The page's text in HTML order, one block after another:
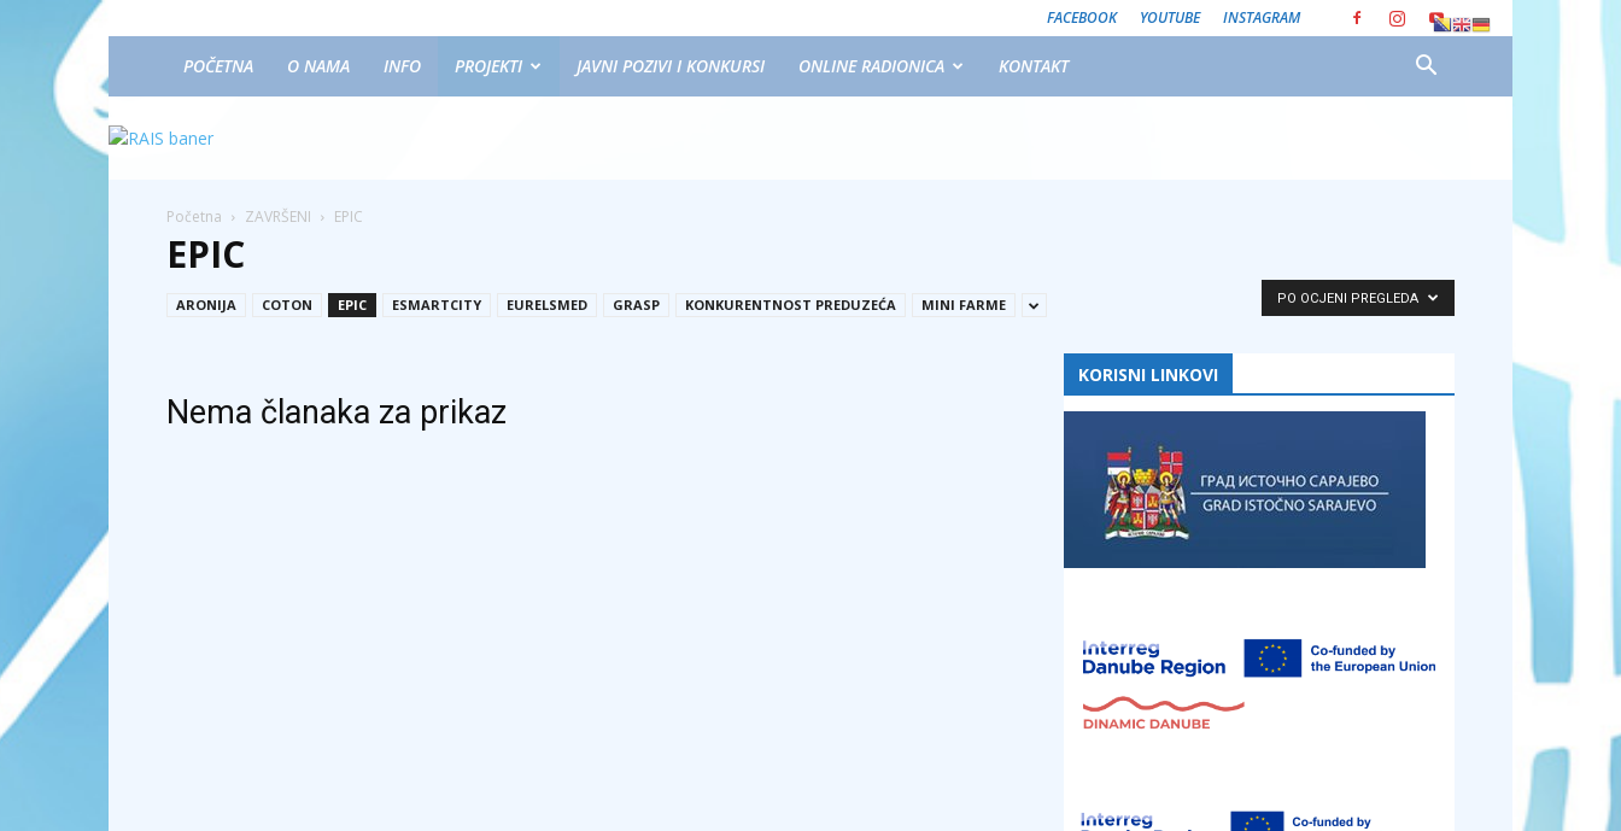
FACEBOOK YOUTUBE INSTAGRAM
POČETNA O NAMA INFO PROJEKTI JAVNI POZIVI I KONKURSI ONLINE RADIONICA KONTAKT
Početna ZAVRŠENI EPIC
EPIC
ARONIJA COTON EPIC ESMARTCITY EURELSMED GRASP KONKURENTNOST PREDUZEĆA MINI FARME PO OCJENI PREGLEDA
Nema članaka za prikaz
KORISNI LINKOVI